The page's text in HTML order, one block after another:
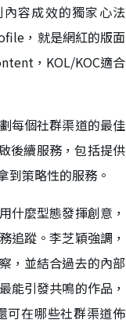
容成效的獨家心法
，就是網紅的版面
，KOL/KOC適合
每個社群渠道的最佳
後續服務，包括提供
到策略性的服務。
什麼型態發揮創意，
追蹤。李芝穎強調，
，並結合過去的內部
能引發共鳴的作品，
可在哪些社群渠道佈